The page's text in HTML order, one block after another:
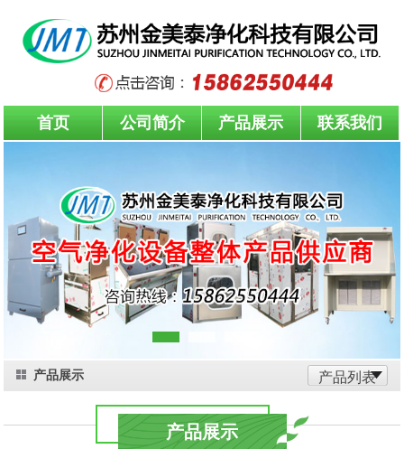
首页 公司简介 产品展示 联系我们
产品展示 产品列表
产品展示